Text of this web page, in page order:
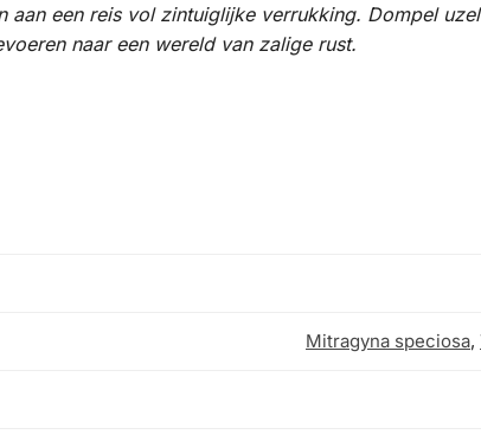
aan een reis vol zintuiglijke verrukking. Dompel
naar een wereld van zalige rust.
Mitragyna speciosa,